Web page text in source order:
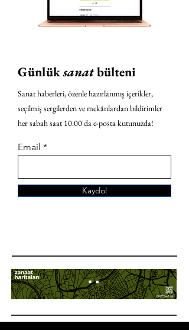
Günlüksanatbülteni
Sanat haberleri, özenle hazırlanmış içerikler,
seçilmiş sergilerden ve mekânlardan bildirimler
her sabah saat 10.00'da e-posta kutunuzda!
Email
Kaydol